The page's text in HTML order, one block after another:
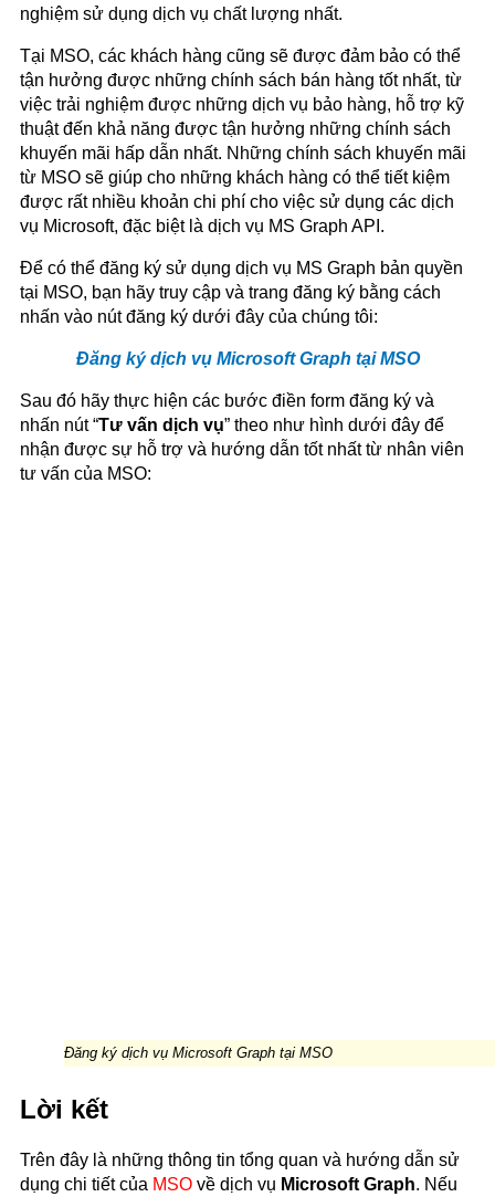
nghiệm sử dụng dịch vụ chất lượng nhất.
Tại MSO, các khách hàng cũng sẽ được đảm bảo có thể
tận hưởng được những chính sách bán hàng tốt nhất, từ
việc trải nghiệm được những dịch vụ bảo hàng, hỗ trợ kỹ
thuật đến khả năng được tận hưởng những chính sách
khuyến mãi hấp dẫn nhất. Những chính sách khuyến mãi
từ MSO sẽ giúp cho những khách hàng có thể tiết kiệm
được rất nhiều khoản chi phí cho việc sử dụng các dịch
vụ Microsoft, đặc biệt là dịch vụ MS Graph API.
Để có thể đăng ký sử dụng dịch vụ MS Graph bản quyền
tại MSO, bạn hãy truy cập và trang đăng ký bằng cách
nhấn vào nút đăng ký dưới đây của chúng tôi:
Đăng ký dịch vụ Microsoft Graph tại MSO
Sau đó hãy thực hiện các bước điền form đăng ký và
nhấn nút “Tư vấn dịch vụ” theo như hình dưới đây để
nhận được sự hỗ trợ và hướng dẫn tốt nhất từ nhân viên
tư vấn của MSO:
Đăng ký dịch vụ Microsoft Graph tại MSO
Lời kết
Trên đây là những thông tin tổng quan và hướng dẫn sử
dụng chi tiết của MSO về dịch vụ Microsoft Graph. Nếu